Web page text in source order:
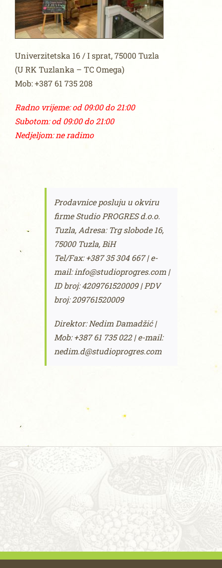
Univerzitetska 16 / I sprat, 75000 Tuzla
(U RK Tuzlanka – TC Omega)
Mob: +387 61 735 208
Radno vrijeme: od 09:00 do 21:00
Subotom: od 09:00 do 21:00
Nedjeljom: ne radimo
Prodavnice posluju u okviru
firmeStudio PROGRES d.o.o.
Tuzla, Adresa: Trg slobode 16,
75000 Tuzla, BiH
Tel/Fax: +387 35 304 667 |e-
mail: info@studioprogres.com |
ID broj: 4209761520009 | PDV
broj: 209761520009
Direktor: Nedim Damadžić |
Mob: +387 61 735 022 |e-mail:
nedim.d@studioprogres.com